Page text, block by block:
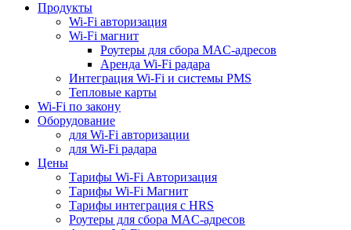
Продукты
Wi-Fi авторизация
Wi-Fi магнит
Роутеры для сбора MAC-адресов
Аренда Wi-Fi радара
Интеграция Wi-Fi и системы PMS
Тепловые карты
Wi-Fi по закону
Оборудование
для Wi-Fi авторизации
для Wi-Fi радара
Цены
Тарифы Wi-Fi Авторизация
Тарифы Wi-Fi Магнит
Тарифы интеграция с HRS
Роутеры для сбора MAC-адресов